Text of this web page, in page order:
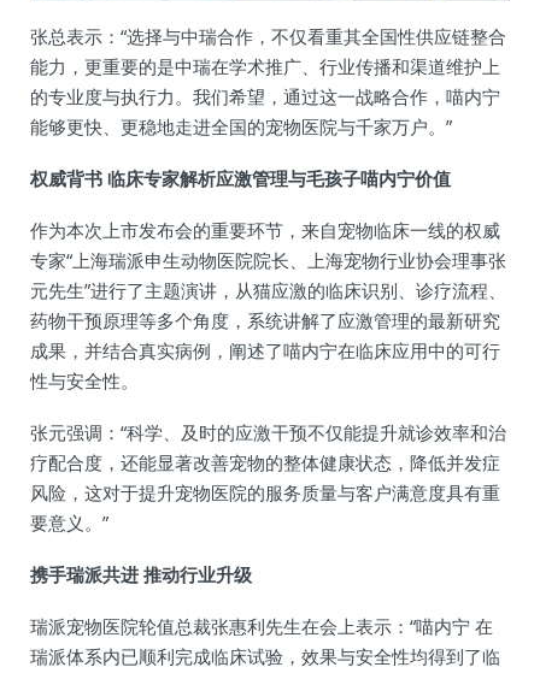
张总表示：“选择与中瑞合作，不仅看重其全国性供应链整合
能力，更重要的是中瑞在学术推广、行业传播和渠道维护上
的专业度与执行力。我们希望，通过这一战略合作，喵内宁
能够更快、更稳地走进全国的宠物医院与千家万户。”
权威背书 临床专家解析应激管理与毛孩子喵内宁价值
作为本次上市发布会的重要环节，来自宠物临床一线的权威
专家“上海瑞派申生动物医院院长、上海宠物行业协会理事张
元先生”进行了主题演讲，从猫应激的临床识别、诊疗流程、
药物干预原理等多个角度，系统讲解了应激管理的最新研究
成果，并结合真实病例，阐述了喵内宁在临床应用中的可行
性与安全性。
张元强调：“科学、及时的应激干预不仅能提升就诊效率和治
疗配合度，还能显著改善宠物的整体健康状态，降低并发症
风险，这对于提升宠物医院的服务质量与客户满意度具有重
要意义。”
携手瑞派共进 推动行业升级
瑞派宠物医院轮值总裁张惠利先生在会上表示：“喵内宁 在
瑞派体系内已顺利完成临床试验，效果与安全性均得到了临